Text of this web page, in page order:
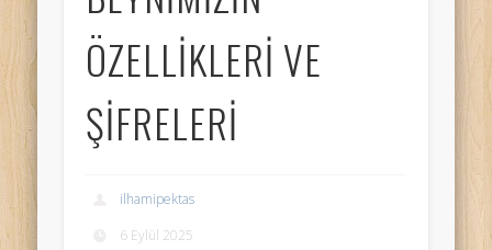
ÖZELLİKLERİ VE
ŞİFRELERİ
ilhamipektas
6 Eylül 2025